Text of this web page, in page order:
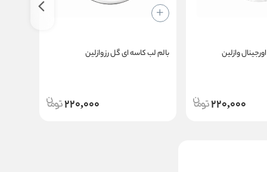
وازلین
220,000
بالم لب کاسه ای گل رز وازلین
220,000